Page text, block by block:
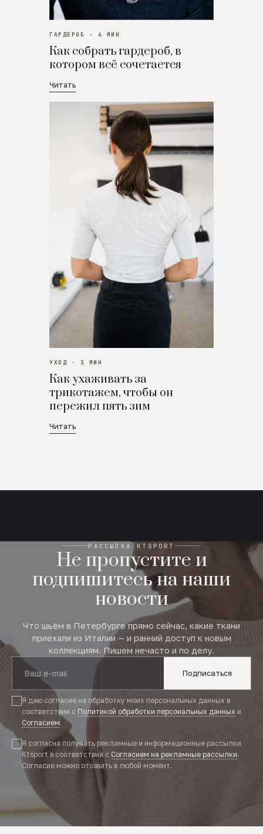
ГАРДЕРОБ · 4 МИН
Как собрать гардероб, в
котором всё сочетается
Читать
УХОД · 3 МИН
Как ухаживать за
трикотажем, чтобы он
пережил пять зим
Читать
РАССЫЛКА KTSPORT
Не пропустите и
подпишитесь на наши
новости
Что шьём в Петербурге прямо сейчас, какие ткани
приехали из Италии — и ранний доступ к новым
коллекциям. Пишем нечасто и по делу.
Подписаться
Я даю согласие на обработку моих персональных данных в
соответствии с Политикой обработки персональных данных и
Согласием.
Я согласна получать рекламные и информационные рассылки
Ktsport в соответствии с Согласием на рекламные рассылки.
Согласие можно отозвать в любой момент.